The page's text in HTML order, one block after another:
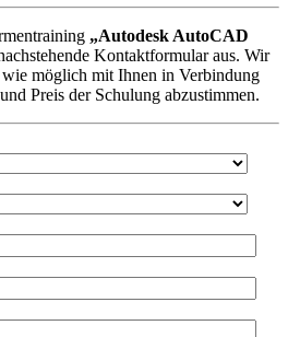
„Autodesk AutoCAD
Kontaktformular aus. Wir
möglich mit Ihnen in Verbindung
Preis der Schulung abzustimmen.